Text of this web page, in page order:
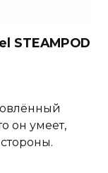
STEAMPOD
он умеет,